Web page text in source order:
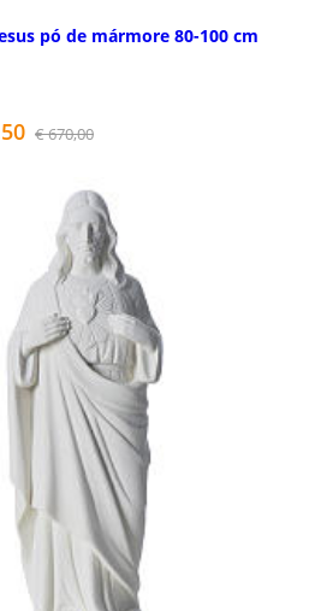
pó de mármore 80-100 cm
€ 670,00